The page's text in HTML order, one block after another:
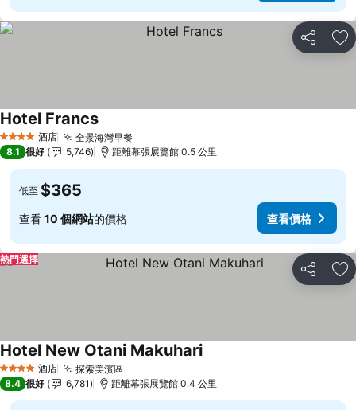
分享 放
4 星級 酒店 全景海灣早餐
Hotel Francs
8.1 很好 5,746 距離幕張展覽館 0.5 公里
低至 $365
查看 10 個網站的價格 查看價格
分享 放
熱門選擇
4 星級 酒店 探索美濱區
Hotel New Otani Makuhari
8.4 很好 6,781 距離幕張展覽館 0.4 公里